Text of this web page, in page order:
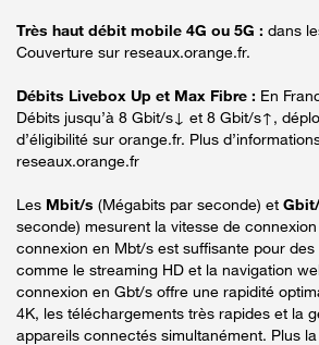
Très haut débit mobile 4G ou 5G : dans
Couverture sur reseaux.orange.fr.
Débits Livebox Up et Max Fibre : En
Débits jusqu’à 8 Gbit/s↓ et 8 Gbit/s↑,
d’éligibilité sur orange.fr. Plus
reseaux.orange.fr
Les Mbit/s (Mégabits par seconde) et
seconde) mesurent la vitesse de
connexion en Mbt/s est suffisante pour
comme le streaming HD et la navigation
connexion en Gbt/s offre une rapidité
4K, les téléchargements très rapides et la
appareils connectés simultanément. Plus